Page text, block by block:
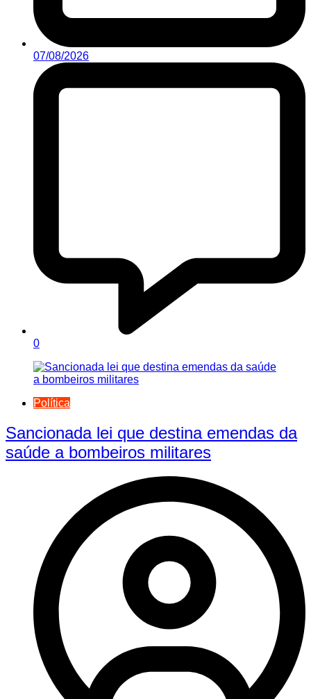
07/08/2026
0
Política
Sancionada lei que destina emendas da
saúde a bombeiros militares